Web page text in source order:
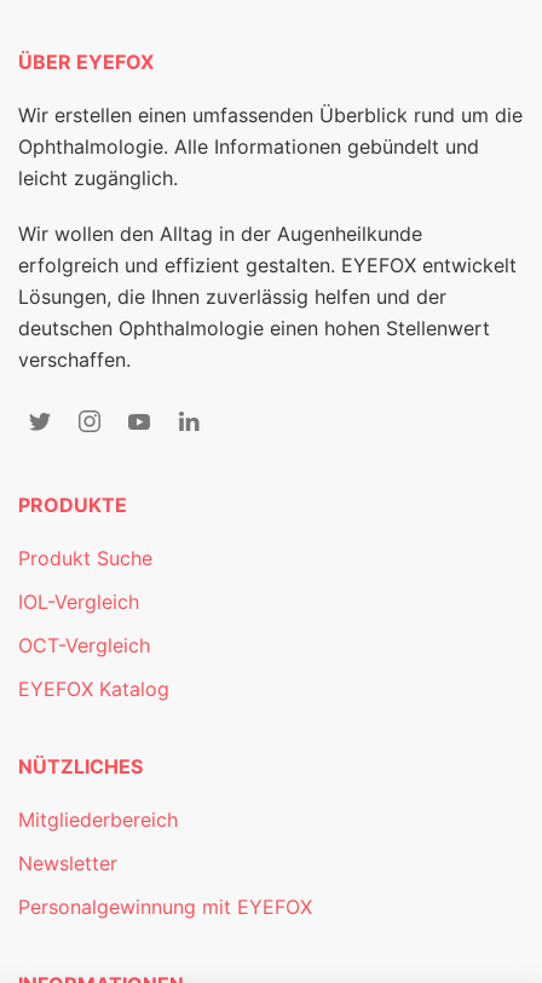
ÜBER EYEFOX
Wir erstellen einen umfassenden Überblick rund um die
Ophthalmologie. Alle Informationen gebündelt und
leicht zugänglich.
Wir wollen den Alltag in der Augenheilkunde
erfolgreich und effizient gestalten. EYEFOX entwickelt
Lösungen, die Ihnen zuverlässig helfen und der
deutschen Ophthalmologie einen hohen Stellenwert
verschaffen.
PRODUKTE
Produkt Suche
IOL-Vergleich
OCT-Vergleich
EYEFOX Katalog
NÜTZLICHES
Mitgliederbereich
Newsletter
Personalgewinnung mit EYEFOX